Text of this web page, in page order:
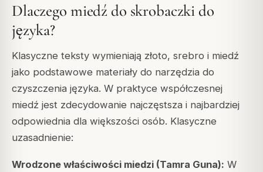
Dlaczego miedź do skrobaczki do
języka?
Klasyczne teksty wymieniają złoto, srebro i miedź
jako podstawowe materiały do narzędzia do
czyszczenia języka. W praktyce współczesnej
miedź jest zdecydowanie najczęstsza i najbardziej
odpowiednia dla większości osób. Klasyczne
uzasadnienie:
Wrodzone właściwości miedzi (Tamra Guna): W